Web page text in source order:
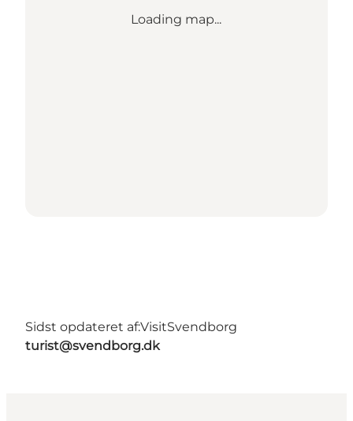
Loading map...
Sidst opdateret af:VisitSvendborg
turist@svendborg.dk